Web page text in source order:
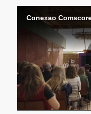
Conexao